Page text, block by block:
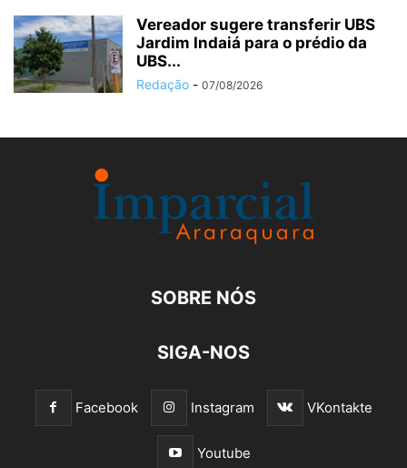
Vereador sugere transferir UBS
Jardim Indaiá para o prédio da
UBS...
Redação - 07/08/2026
SOBRE NÓS
SIGA-NOS
Facebook Instagram VKontakte
Youtube